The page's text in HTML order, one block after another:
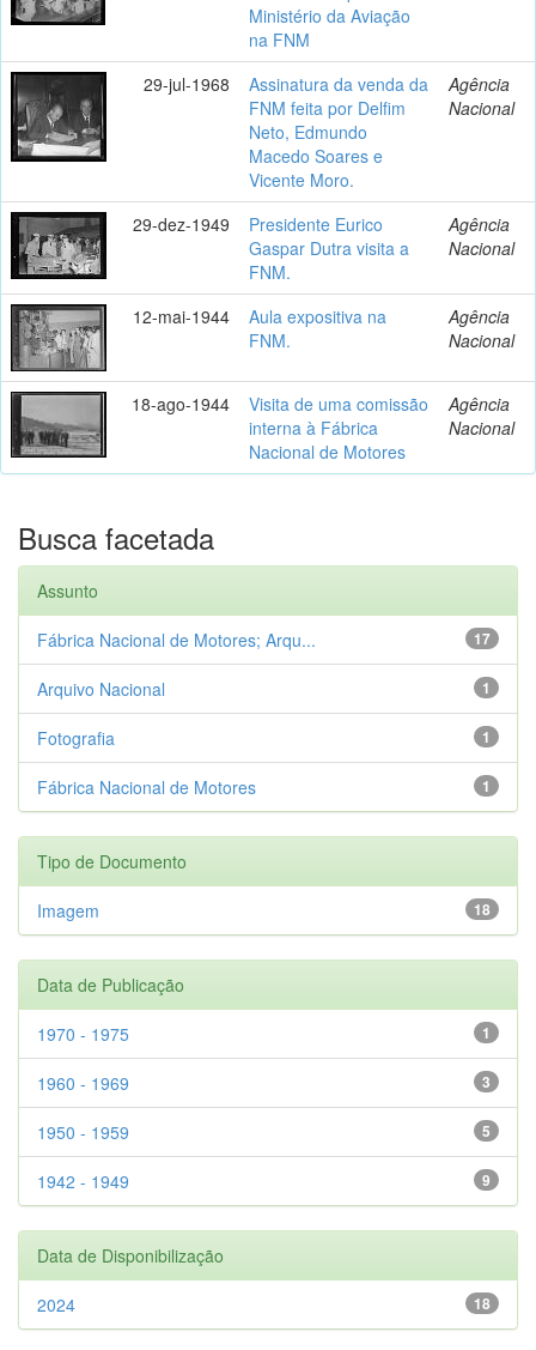
Ministério da Aviação
na FNM
29-jul-1968
Assinatura da venda da
FNM feita por Delfim
Neto, Edmundo
Macedo Soares e
Vicente Moro.
Agência
Nacional
29-dez-1949
Presidente Eurico
Gaspar Dutra visita a
FNM.
Agência
Nacional
12-mai-1944
Aula expositiva na
FNM.
Agência
Nacional
18-ago-1944
Visita de uma comissão
interna à Fábrica
Nacional de Motores
Agência
Nacional
Busca facetada
Assunto
17
Fábrica Nacional de Motores; Arqu...
1
Arquivo Nacional
1
Fotografia
1
Fábrica Nacional de Motores
Tipo de Documento
18
Imagem
Data de Publicação
1
1970 - 1975
3
1960 - 1969
5
1950 - 1959
9
1942 - 1949
Data de Disponibilização
18
2024